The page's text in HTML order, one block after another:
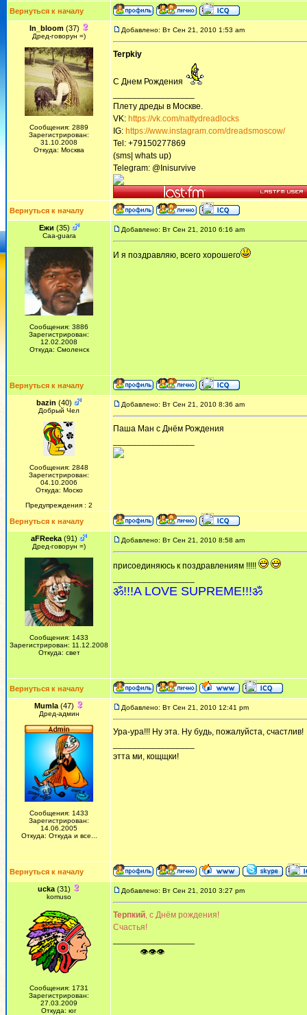
Вернуться к началу
In_bloom(37)
Дред-говорун =)
Сообщения: 2889
Зарегистрирован:
31.10.2008
Откуда: Москва
Добавлено: Вт Сен 21, 2010 1:53 am
Terpkiy
С Днем Рождения
Плету дреды в Москве.
VK: https://vk.com/nattydreadlocks
IG: https://www.instagram.com/dreadsmoscow/
Tel: +79150277869
(sms| whats up)
Telegram: @Inisurvive
Вернуться к началу
Ежи (35)
Сaa-guara
Сообщения: 3886
Зарегистрирован:
12.02.2008
Откуда: Смоленск
Добавлено: Вт Сен 21, 2010 6:16 am
И я поздравляю, всего хорошего
Вернуться к началу
bazin (40)
Добрый Чел
Сообщения: 2848
Зарегистрирован:
04.10.2006
Откуда: Моско
Предупреждения : 2
Добавлено: Вт Сен 21, 2010 8:36 am
Паша Ман с Днём Рождения
Вернуться к началу
aFReeka (91)
Дред-говорун =)
Сообщения: 1433
Зарегистрирован: 11.12.2008
Откуда: свет
Добавлено: Вт Сен 21, 2010 8:58 am
присоединяюсь к поздравлениям !!!!!
ॐ!!!A LOVE SUPREME!!!ॐ
Вернуться к началу
Mumla (47)
Дред-админ
Сообщения: 1433
Зарегистрирован:
14.06.2005
Откуда: Откуда и все...
Добавлено: Вт Сен 21, 2010 12:41 pm
Ура-ура!!! Ну эта. Ну будь, пожалуйста, счастлив!
этта ми, кощщки!
Вернуться к началу
ucka (31)
komuso
Сообщения: 1731
Зарегистрирован:
27.03.2009
Откуда: юг
Добавлено: Вт Сен 21, 2010 3:27 pm
Терпкий, с Днём рождения!
Счастья!
ᅠ ᅠ ᅠ👁👁👁